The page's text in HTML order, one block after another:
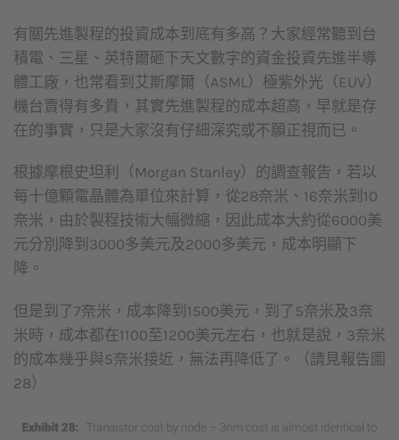
有關先進製程的投資成本到底有多高？大家經常聽到台
積電、三星、英特爾砸下天文數字的資金投資先進半導
體工廠，也常看到艾斯摩爾（ASML）極紫外光（EUV）
機台賣得有多貴，其實先進製程的成本超高，早就是存
在的事實，只是大家沒有仔細深究或不願正視而已。
根據摩根史坦利（Morgan Stanley）的調查報告，若以
每十億顆電晶體為單位來計算，從28奈米、16奈米到10
奈米，由於製程技術大幅微縮，因此成本大約從6000美
元分別降到3000多美元及2000多美元，成本明顯下
降。
但是到了7奈米，成本降到1500美元，到了5奈米及3奈
米時，成本都在1100至1200美元左右，也就是說，3奈米
的成本幾乎與5奈米接近，無法再降低了。（請見報告圖
28）